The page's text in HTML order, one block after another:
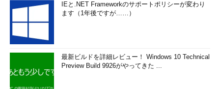
IEと.NET Frameworkのサポートポリシーが変わり
ます（1年後ですが……）
最新ビルドを詳細レビュー！ Windows 10 Technical
Preview Build 9926がやってきた ...